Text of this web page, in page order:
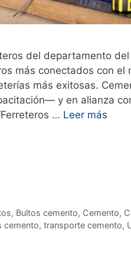
del departamento
más conectados con el
más exitosas.
y en alianza
… Leer más
, Bultos cemento, Cemento,
cemento, transporte cemento,